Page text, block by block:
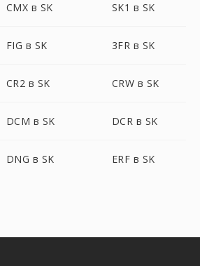
CMX в SK SK1 в SK
FIG в SK 3FR в SK
CR2 в SK CRW в SK
DCM в SK DCR в SK
DNG в SK ERF в SK